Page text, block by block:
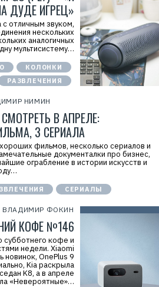
ДУДЕ ИГРЕЦ»
с отличным звуком,
нескольких
аналогичных
мультисистему…
КОЛОНКИ
РАЗВЛЕЧЕНИЯ
НИМИН
В АПРЕЛЕ:
3 СЕРИАЛА
фильмов, несколько сериалов и
документалки про бизнес,
ограбление в истории искусств и
СЕРИАЛЫ
ВЛАДИМИР ФОКИН
КОФЕ №146
кофе и
недели. Xiaomi
новинок, OnePlus 9
Kia раскрыла
K8, а в апреле
«Невероятные»…